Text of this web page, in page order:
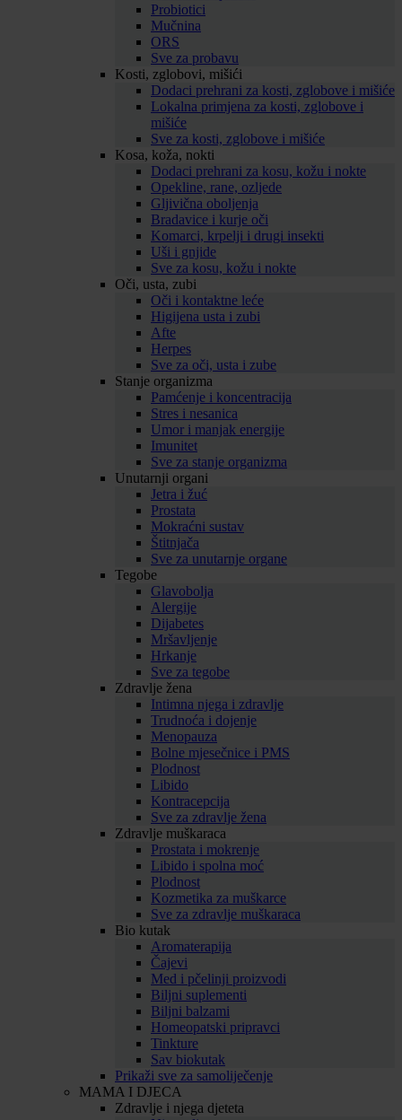
Probiotici
Mučnina
ORS
Sve za probavu
Kosti, zglobovi, mišići
Dodaci prehrani za kosti, zglobove i mišiće
Lokalna primjena za kosti, zglobove i
mišiće
Sve za kosti, zglobove i mišiće
Kosa, koža, nokti
Dodaci prehrani za kosu, kožu i nokte
Opekline, rane, ozljede
Gljivična oboljenja
Bradavice i kurje oči
Komarci, krpelji i drugi insekti
Uši i gnjide
Sve za kosu, kožu i nokte
Oči, usta, zubi
Oči i kontaktne leće
Higijena usta i zubi
Afte
Herpes
Sve za oči, usta i zube
Stanje organizma
Pamćenje i koncentracija
Stres i nesanica
Umor i manjak energije
Imunitet
Sve za stanje organizma
Unutarnji organi
Jetra i žuć
Prostata
Mokraćni sustav
Štitnjača
Sve za unutarnje organe
Tegobe
Glavobolja
Alergije
Dijabetes
Mršavljenje
Hrkanje
Sve za tegobe
Zdravlje žena
Intimna njega i zdravlje
Trudnoća i dojenje
Menopauza
Bolne mjesečnice i PMS
Plodnost
Libido
Kontracepcija
Sve za zdravlje žena
Zdravlje muškaraca
Prostata i mokrenje
Libido i spolna moć
Plodnost
Kozmetika za muškarce
Sve za zdravlje muškaraca
Bio kutak
Aromaterapija
Čajevi
Med i pčelinji proizvodi
Biljni suplementi
Biljni balzami
Homeopatski pripravci
Tinkture
Sav biokutak
Prikaži sve za samoliječenje
MAMA I DJECA
Zdravlje i njega djeteta